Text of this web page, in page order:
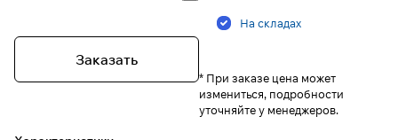
Заказать
На складах
* При заказе цена может
измениться, подробности
уточняйте у менеджеров.